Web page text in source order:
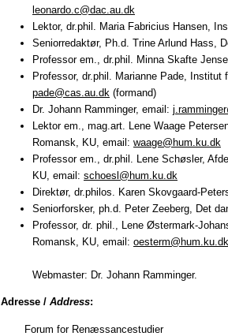
leonardo.c@dac.au.dk
Lektor, dr.phil. Maria Fabricius Hansen,
Seniorredaktør, Ph.d. Trine Arlund Hass,
Professor em., dr.phil. Minna Skafte
Professor, dr.phil. Marianne Pade,
pade@cas.au.dk (formand)
Dr. Johann Ramminger, email:
Lektor em., mag.art. Lene Waage
Romansk, KU, email: waage@hum.ku.dk
Professor em., dr.phil. Lene Schøsler,
KU, email: schoesl@hum.ku.dk
Direktør, dr.philos. Karen Skovgaard-
Seniorforsker, ph.d. Peter Zeeberg, Det
Professor, dr. phil., Lene Østermark-
Romansk, KU, email: oesterm@hum.ku.dk
Webmaster: Dr. Johann Ramminger.
Adresse / Address:
Forum for Renæssancestudier